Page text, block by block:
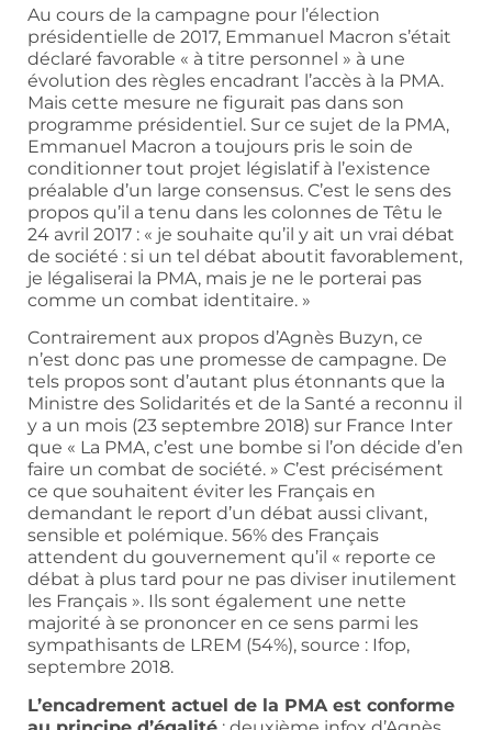
Au cours de la campagne pour l’élection
présidentielle de 2017, Emmanuel Macron s’était
déclaré favorable « à titre personnel » à une
évolution des règles encadrant l’accès à la PMA.
Mais cette mesure ne figurait pas dans son
programme présidentiel. Sur ce sujet de la PMA,
Emmanuel Macron a toujours pris le soin de
conditionner tout projet législatif à l’existence
préalable d’un large consensus. C’est le sens des
propos qu’il a tenu dans les colonnes de Têtu le
24 avril 2017 : « je souhaite qu’il y ait un vrai débat
de société : si un tel débat aboutit favorablement,
je légaliserai la PMA, mais je ne le porterai pas
comme un combat identitaire. »
Contrairement aux propos d’Agnès Buzyn, ce
n’est donc pas une promesse de campagne. De
tels propos sont d’autant plus étonnants que la
Ministre des Solidarités et de la Santé a reconnu il
y a un mois (23 septembre 2018) sur France Inter
que « La PMA, c’est une bombe si l’on décide d’en
faire un combat de société. » C’est précisément
ce que souhaitent éviter les Français en
demandant le report d’un débat aussi clivant,
sensible et polémique. 56% des Français
attendent du gouvernement qu’il « reporte ce
débat à plus tard pour ne pas diviser inutilement
les Français ». Ils sont également une nette
majorité à se prononcer en ce sens parmi les
sympathisants de LREM (54%), source : Ifop,
septembre 2018.
L’encadrement actuel de la PMA est conforme